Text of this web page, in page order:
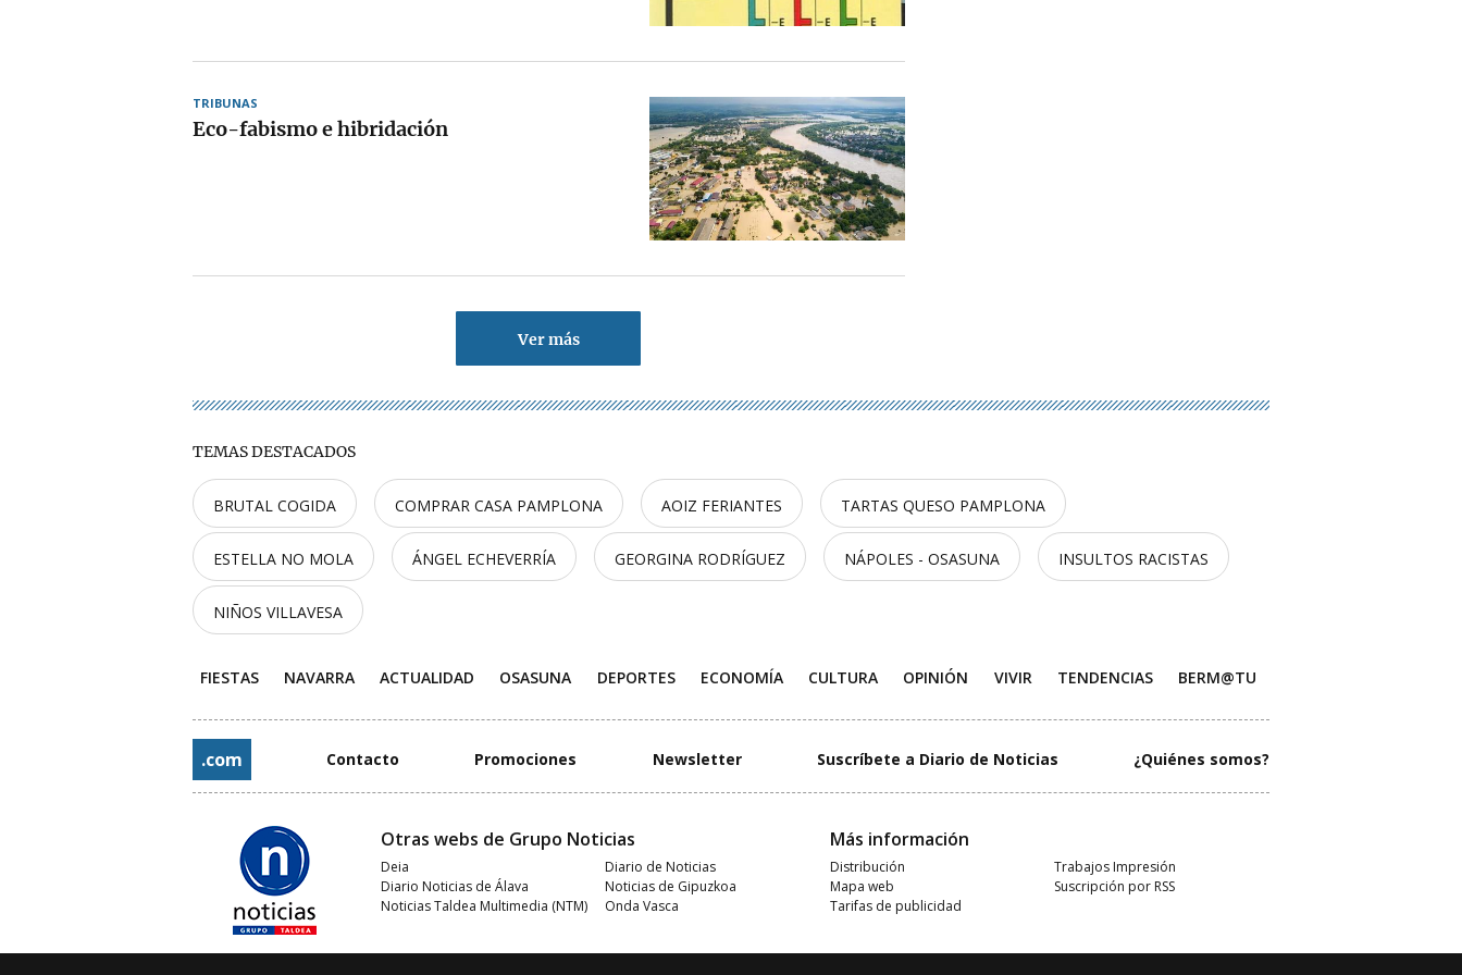
TRIBUNAS
Eco-fabismo e hibridación
Ver más
TEMAS DESTACADOS
BRUTAL COGIDA COMPRAR CASA PAMPLONA AOIZ FERIANTES TARTAS QUESO PAMPLONA
ESTELLA NO MOLA ÁNGEL ECHEVERRÍA GEORGINA RODRÍGUEZ NÁPOLES - OSASUNA INSULTOS RACISTAS
NIÑOS VILLAVESA
FIESTAS NAVARRA ACTUALIDAD OSASUNA DEPORTES ECONOMÍA CULTURA OPINIÓN VIVIR TENDENCIAS BERM@TU
.com Contacto Promociones Newsletter Suscríbete a Diario de Noticias ¿Quiénes somos?
Otras webs de Grupo Noticias
Deia
Diario de Noticias
Diario Noticias de Álava
Noticias de Gipuzkoa
Noticias Taldea Multimedia (NTM)
Onda Vasca
Más información
Distribución
Trabajos Impresión
Mapa web
Suscripción por RSS
Tarifas de publicidad